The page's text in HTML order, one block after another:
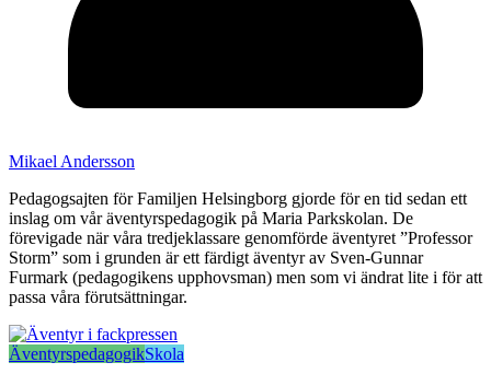
Mikael Andersson
Pedagogsajten för Familjen Helsingborg gjorde för en tid sedan ett
inslag om vår äventyrspedagogik på Maria Parkskolan. De
förevigade när våra tredjeklassare genomförde äventyret ”Professor
Storm” som i grunden är ett färdigt äventyr av Sven-Gunnar
Furmark (pedagogikens upphovsman) men som vi ändrat lite i för att
passa våra förutsättningar.
ÄventyrspedagogikSkola